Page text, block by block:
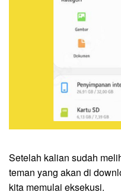
Setelah kalian sudah
teman yang akan di
kita memulai eksekusi.